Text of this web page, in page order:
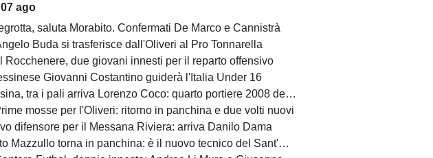
ago
saluta Morabito. Confermati De Marco e Cannistrà
Buda si trasferisce dall'Oliveri al Pro Tonnarella
Rocchenere, due giovani innesti per il reparto offensivo
Giovanni Costantino guiderà l'Italia Under 16
tra i pali arriva Lorenzo Coco: quarto portiere 2008 della rosa
mosse per l'Oliveri: ritorno in panchina e due volti nuovi
difensore per il Messana Riviera: arriva Danilo Dama
Mazzullo torna in panchina: è il nuovo tecnico del Sant'Alessio Tre Torri